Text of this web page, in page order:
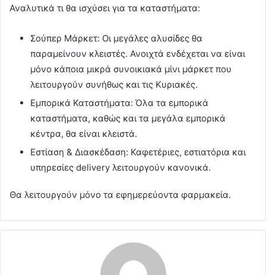
Αναλυτικά τι θα ισχύσει για τα καταστήματα:
Σούπερ Μάρκετ: Οι μεγάλες αλυσίδες θα
παραμείνουν κλειστές. Ανοιχτά ενδέχεται να είναι
μόνο κάποια μικρά συνοικιακά μίνι μάρκετ που
λειτουργούν συνήθως και τις Κυριακές.
Εμπορικά Καταστήματα: Όλα τα εμπορικά
καταστήματα, καθώς και τα μεγάλα εμπορικά
κέντρα, θα είναι κλειστά.
Εστίαση & Διασκέδαση: Καφετέριες, εστιατόρια και
υπηρεσίες delivery λειτουργούν κανονικά.
Θα λειτουργούν μόνο τα εφημερεύοντα φαρμακεία.